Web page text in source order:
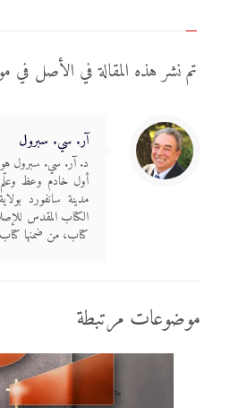
تم نشر هذه المقالة في الأصل في
آر. سي. سبرول
د. آر. سي. سبرول
أول خادم وعظ
مدينة سانفورد
الكتاب المقدس
كتاب، من ضمنها
موضوعات مرتبطة